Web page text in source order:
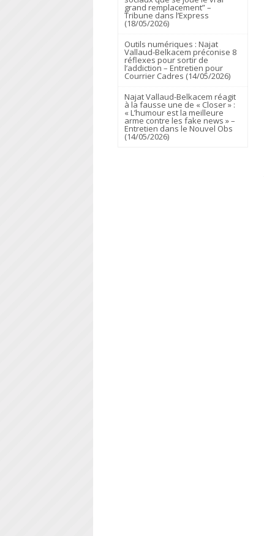
grand remplacement” –
Tribune dans l’Express
(18/05/2026)
Outils numériques : Najat
Vallaud-Belkacem préconise 8
réflexes pour sortir de
l’addiction – Entretien pour
Courrier Cadres (14/05/2026)
Najat Vallaud-Belkacem réagit
à la fausse une de « Closer » :
« L’humour est la meilleure
arme contre les fake news » –
Entretien dans le Nouvel Obs
(14/05/2026)